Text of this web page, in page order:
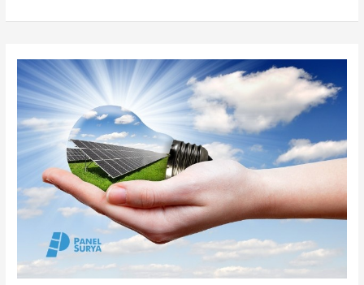
Solusi
Hemat
Energi:
Panduan
Lengkap
Pasang
Panel
Surya
untuk